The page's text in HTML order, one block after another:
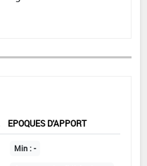
EPOQUES D'APPORT
Min : -